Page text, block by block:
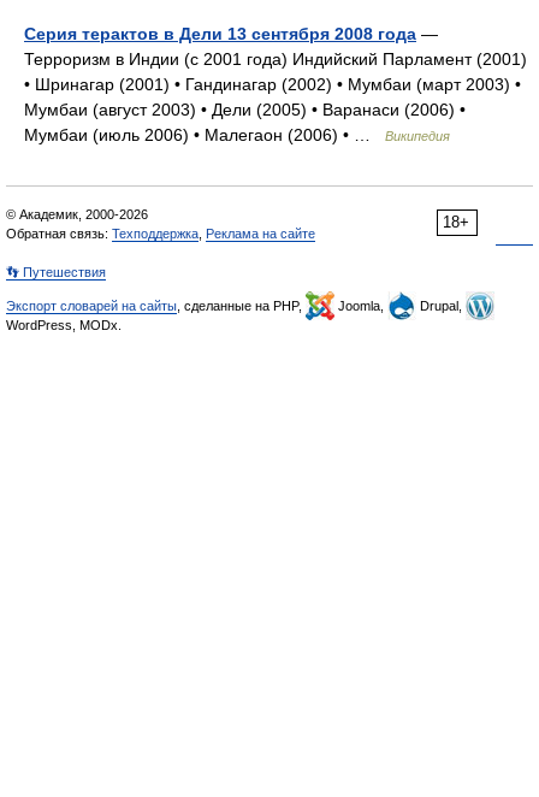
Серия терактов в Дели 13 сентября 2008 года —
Терроризм в Индии (с 2001 года) Индийский Парламент (2001)
• Шринагар (2001) • Гандинагар (2002) • Мумбаи (март 2003) •
Мумбаи (август 2003) • Дели (2005) • Варанаси (2006) •
Мумбаи (июль 2006) • Малегаон (2006) • …
Википедия
18+
© Академик, 2000-2026
Обратная связь: Техподдержка Реклама на сайте
👣 Путешествия
Экспорт словарей на сайты , сделанные на PHP, Joomla,
Drupal,
WordPress, MODx.